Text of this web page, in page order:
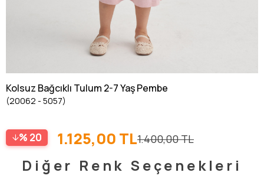
Kolsuz Bağcıklı Tulum 2-7 Yaş Pembe
(20062 - 5057)
20 1.400,00 TL
1.125,00 TL
Diğer Renk Seçenekleri